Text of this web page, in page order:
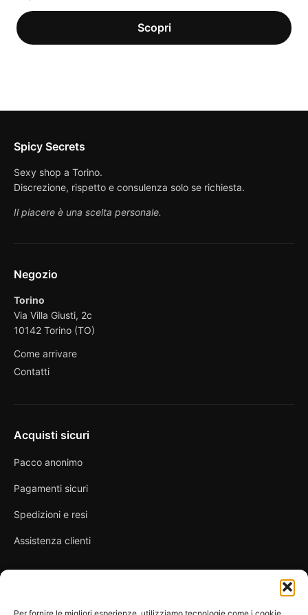
Spicy Secrets
Sexy shop a Torino.
Discrezione, rispetto e consulenza solo se richiesta.
Il piacere è una scelta personale.
Negozio
Torino
Via Villa Giusti, 2c
10142 Torino (TO)
Come arrivare
Contatti
Acquisti sicuri
Pacco anonimo
Pagamenti sicuri
Spedizioni e resi
Assistenza clienti